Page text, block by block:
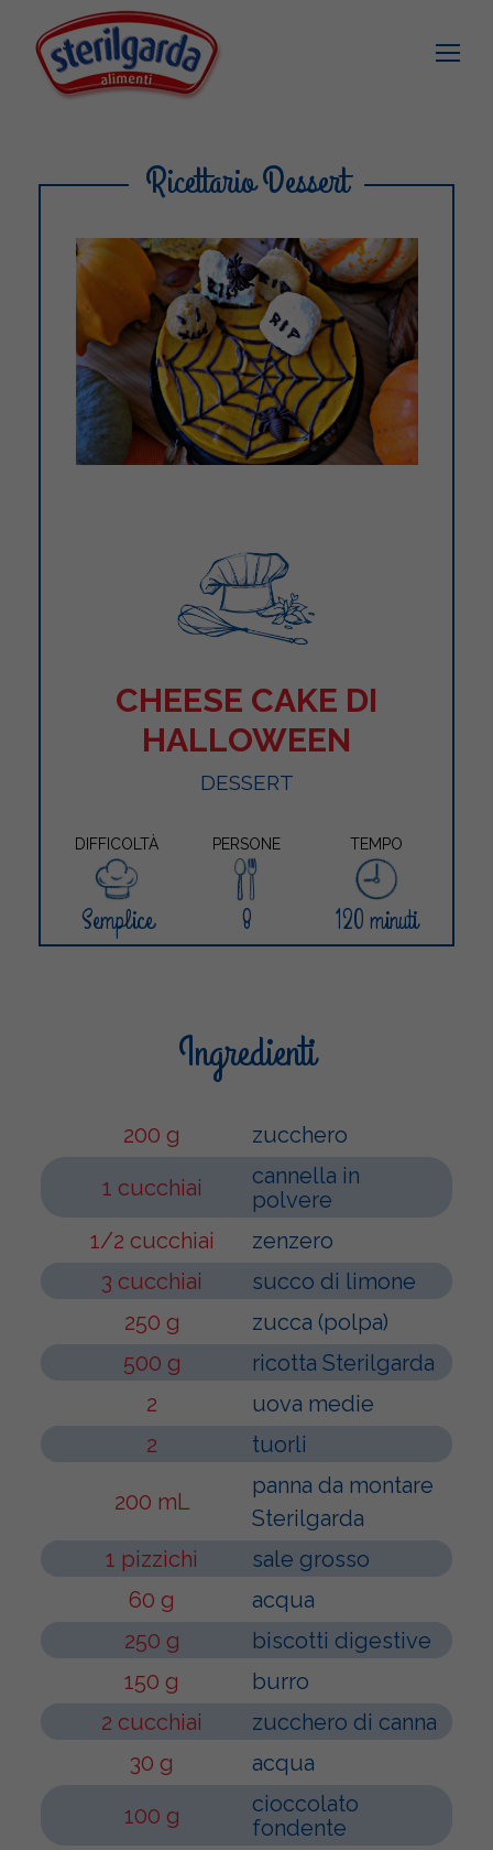
Ricettario Dessert
CHEESE CAKE DI
HALLOWEEN
DESSERT
DIFFICOLTÀ PERSONE TEMPO
Semplice 8 120 minuti
Ingredienti
200 g
zucchero
1 cucchiai
cannella in
polvere
1/2 cucchiai
zenzero
3 cucchiai
succo di limone
250 g
zucca (polpa)
500 g
ricotta Sterilgarda
2
uova medie
2
tuorli
200 mL
panna da montare
Sterilgarda
1 pizzichi
sale grosso
60 g
acqua
250 g
biscotti digestive
150 g
burro
2 cucchiai
zucchero di canna
30 g
acqua
100 g
cioccolato
fondente